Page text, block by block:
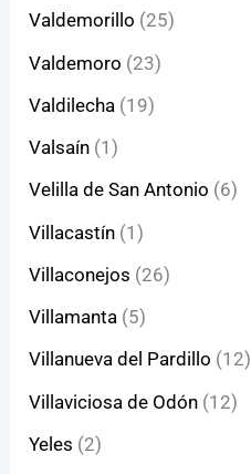
Valdemorillo (25)
Valdemoro (23)
Valdilecha (19)
Valsaín (1)
Velilla de San Antonio (6)
Villacastín (1)
Villaconejos (26)
Villamanta (5)
Villanueva del Pardillo (12)
Villaviciosa de Odón (12)
Yeles (2)